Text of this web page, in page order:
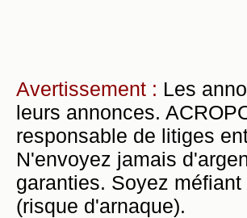
Avertissement : Les
leurs annonces.
responsable de litiges
N'envoyez jamais
garanties. Soyez
(risque d'arnaque).